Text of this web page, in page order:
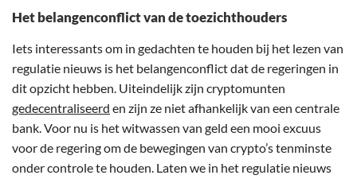
Het belangenconflict van de toezichthouders
Iets interessants om in gedachten te houden bij het lezen van
regulatie nieuws is het belangenconflict dat de regeringen in
dit opzicht hebben. Uiteindelijk zijn cryptomunten
gedecentraliseerd en zijn ze niet afhankelijk van een centrale
bank. Voor nu is het witwassen van geld een mooi excuus
voor de regering om de bewegingen van crypto’s tenminste
onder controle te houden. Laten we in het regulatie nieuws